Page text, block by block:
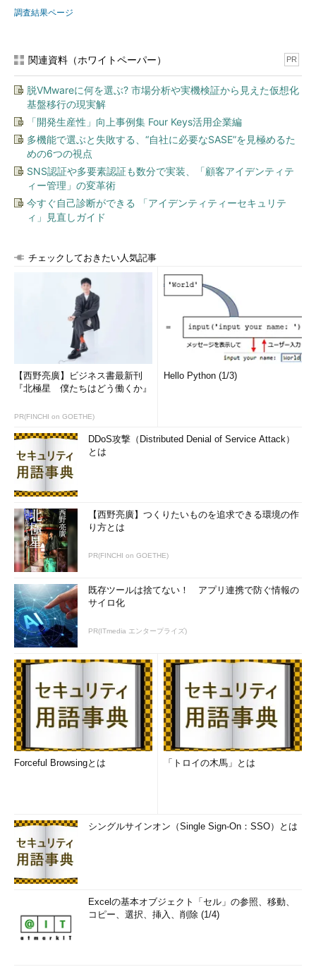
調査結果ページ
関連資料（ホワイトペーパー） PR
脱VMwareに何を選ぶ? 市場分析や実機検証から見えた仮想化
基盤移行の現実解
「開発生産性」向上事例集 Four Keys活用企業編
多機能で選ぶと失敗する、“自社に必要なSASE”を見極めるた
めの6つの視点
SNS認証や多要素認証も数分で実装、「顧客アイデンティテ
ィー管理」の変革術
今すぐ自己診断ができる 「アイデンティティーセキュリテ
ィ」見直しガイド
チェックしておきたい人気記事
【西野亮廣】ビジネス書最新刊
『北極星 僕たちはどう働くか』
PR(FINCHI on GOETHE)
Hello Python (1/3)
DDoS攻撃（Distributed Denial of Service Attack）
とは
【西野亮廣】つくりたいものを追求できる環境の作
り方とは
PR(FINCHI on GOETHE)
既存ツールは捨てない！ アプリ連携で防ぐ情報の
サイロ化
PR(ITmedia エンタープライズ)
Forceful Browsingとは 「トロイの木馬」とは
シングルサインオン（Single Sign-On：SSO）とは
Excelの基本オブジェクト「セル」の参照、移動、
コピー、選択、挿入、削除 (1/4)